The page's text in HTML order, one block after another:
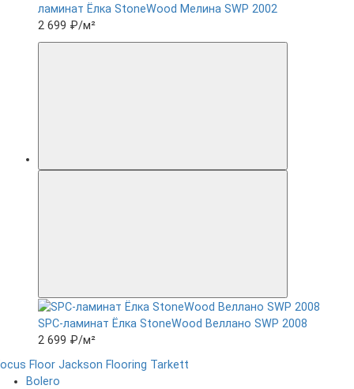
ламинат Ëлка StoneWood Мелина SWP 2002
2 699 ₽/м²
SPC-ламинат Ëлка StoneWood Веллано SWP 2008
2 699 ₽/м²
Floor Jackson Flooring Tarkett
Bolero